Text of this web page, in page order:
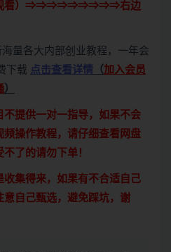
观看）⇒⇒⇒⇒⇒⇒⇒⇒⇒右边
量各大内部创业教程，一年会
下载 点击查看详情 （加入会员
）
不提供一对一指导，如果不会
频操作教程，请仔细查看网盘
了的请勿下单！
收集得来，如果有不合适自己
意自己甄选，避免踩坑，谢